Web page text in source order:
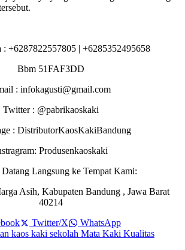
+6287822557805 | +6285352495658
Bbm 51FAF3DD
: infokagusti@gmail.com
Twitter : @pabrikaoskaki
: DistributorKaosKakiBandung
Produsenkaoskaki
Langsung ke Tempat Kami:
Asih, Kabupaten Bandung , Jawa Barat
40214
Twitter/X
WhatsApp
kaos kaki sekolah Mata Kaki Kualitas